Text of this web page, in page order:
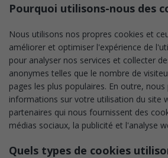
Pourquoi utilisons-nous des
Nous utilisons nos propres cookies et
améliorer et optimiser l'expérience de
pour analyser nos services et collecter
anonymes telles que le nombre de
pages les plus populaires. En outre,
informations sur votre utilisation du site
partenaires qui nous fournissent des
médias sociaux, la publicité et l'analyse
Quels types de cookies